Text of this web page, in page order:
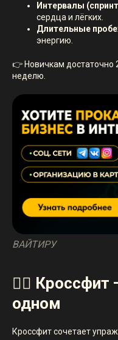
Интервалы
сердца и лёгких.
Длительные
энергию.
👉 Новичкам достаточно
неделю.
ВАЙТИРУ
🏋️‍♂️ Кроссфит
одном
Кроссфит сочетает